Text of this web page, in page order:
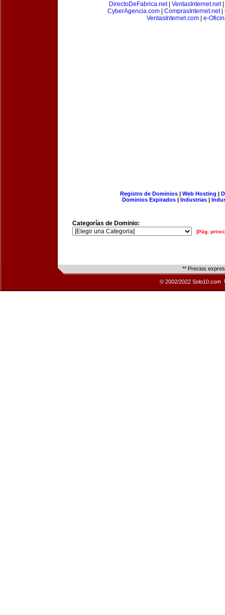
DirectoDeFabrica.net| VentasInternet.net|
CyberAgencia.com| ComprasInternet.net|
VentasInternet.com
e-
Registro de Dominios| Web Hosting |
Dominios Expirados | Industrias |
Categorías de Dominio:
[Pág.
** Precios
© 2002/2022 Solo10.com